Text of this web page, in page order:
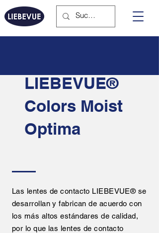
LIEBEVUE®
Colors Moist
Optima
Las lentes de contacto LIEBEVUE® se
desarrollan y fabrican de acuerdo con
los más altos estándares de calidad,
por lo que las lentes de contacto